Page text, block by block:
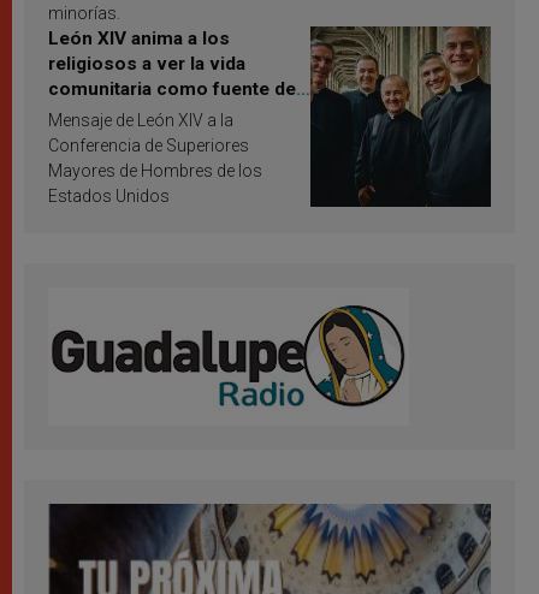
minorías.
León XIV anima a los
religiosos a ver la vida
comunitaria como fuente de
inspiración y santificación
Mensaje de León XIV a la
Conferencia de Superiores
Mayores de Hombres de los
Estados Unidos